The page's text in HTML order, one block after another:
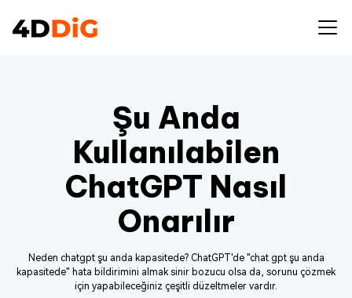
Şu Anda
Kullanılabilen
ChatGPT Nasıl
Onarılır
Neden chatgpt şu anda kapasitede? ChatGPT'de "chat gpt şu anda
kapasitede" hata bildirimini almak sinir bozucu olsa da, sorunu çözmek
için yapabileceğiniz çeşitli düzeltmeler vardır.